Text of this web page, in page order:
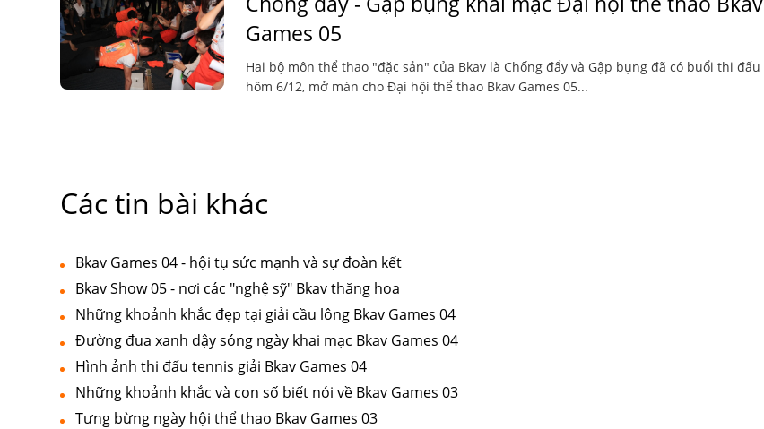
Games 05
Hai bộ môn thể thao "đặc sản" của Bkav là Chống đẩy và Gập bụng đã có buổi thi đấu
hôm 6/12, mở màn cho Đại hội thể thao Bkav Games 05...
Các tin bài khác
Bkav Games 04 - hội tụ sức mạnh và sự đoàn kết
Bkav Show 05 - nơi các "nghệ sỹ" Bkav thăng hoa
Những khoảnh khắc đẹp tại giải cầu lông Bkav Games 04
Đường đua xanh dậy sóng ngày khai mạc Bkav Games 04
Hình ảnh thi đấu tennis giải Bkav Games 04
Những khoảnh khắc và con số biết nói về Bkav Games 03
Tưng bừng ngày hội thể thao Bkav Games 03